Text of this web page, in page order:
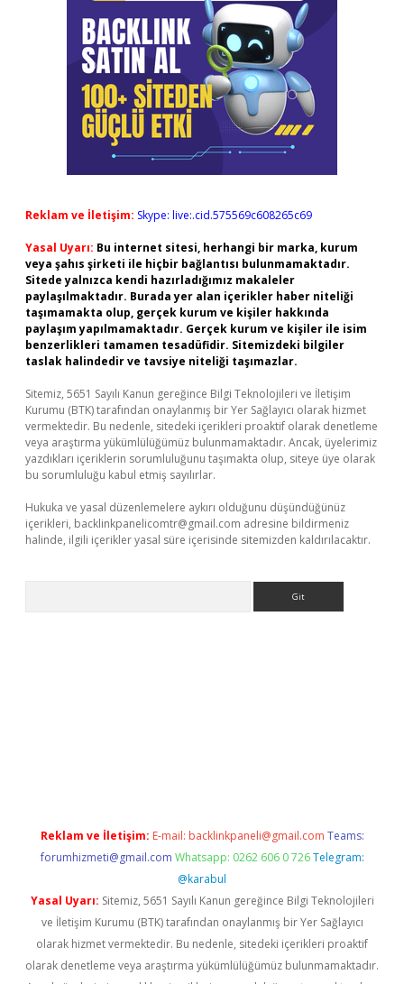
Reklam ve İletişim: Skype: live:.cid.575569c608265c69
Yasal Uyarı: Bu internet sitesi, herhangi bir marka, kurum
veya şahıs şirketi ile hiçbir bağlantısı bulunmamaktadır.
Sitede yalnızca kendi hazırladığımız makaleler
paylaşılmaktadır. Burada yer alan içerikler haber niteliği
taşımamakta olup, gerçek kurum ve kişiler hakkında
paylaşım yapılmamaktadır. Gerçek kurum ve kişiler ile isim
benzerlikleri tamamen tesadüfidir. Sitemizdeki bilgiler
taslak halindedir ve tavsiye niteliği taşımazlar.
Sitemiz, 5651 Sayılı Kanun gereğince Bilgi Teknolojileri ve İletişim
Kurumu (BTK) tarafından onaylanmış bir Yer Sağlayıcı olarak hizmet
vermektedir. Bu nedenle, sitedeki içerikleri proaktif olarak denetleme
veya araştırma yükümlülüğümüz bulunmamaktadır. Ancak, üyelerimiz
yazdıkları içeriklerin sorumluluğunu taşımakta olup, siteye üye olarak
bu sorumluluğu kabul etmiş sayılırlar.
Hukuka ve yasal düzenlemelere aykırı olduğunu düşündüğünüz
içerikleri, backlinkpanelicomtr@gmail.com adresine bildirmeniz
halinde, ilgili içerikler yasal süre içerisinde sitemizden kaldırılacaktır.
Reklam ve İletişim: E-mail: backlinkpaneli@gmail.com Teams:
forumhizmeti@gmail.com Whatsapp: 0262 606 0 726 Telegram:
@karabul
Yasal Uyarı: Sitemiz, 5651 Sayılı Kanun gereğince Bilgi Teknolojileri
ve İletişim Kurumu (BTK) tarafından onaylanmış bir Yer Sağlayıcı
olarak hizmet vermektedir. Bu nedenle, sitedeki içerikleri proaktif
olarak denetleme veya araştırma yükümlülüğümüz bulunmamaktadır.